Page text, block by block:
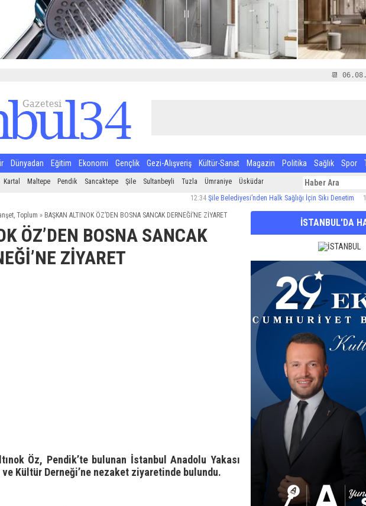
📆
Dünyadan Eğitim Ekonomi Gençlik Gezi-Alışveriş Kültür-Sanat Magazin Politika Sağlık Spor
Kartal Maltepe Pendik Sancaktepe Şile Sultanbeyli Tuzla Ümraniye
Üsküdar
Şile Belediyesi’nden Halk Sağlığı İçin Sıkı Denetim 12:29
, Toplum » BAŞKAN ALTINOK ÖZ’DEN BOSNA SANCAK DERNEĞİ’NE ZİYARET
ÖZ’DEN BOSNA SANCAK
ZİYARET
Öz, Pendik’te bulunan İstanbul Anadolu Yakası
Kültür Derneği’ne nezaket ziyaretinde bulundu.
İSTANBUL'DA